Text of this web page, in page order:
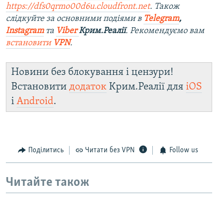
https://dfs0qrmo00d6u.cloudfront.net. Також
слідкуйте за основними подіями в Telegram,
Instagramта ViberКрим.Реалії. Рекомендуємо вам
встановити VPN.
Новини без блокування і цензури!
Встановити додаток Крим.Реалії для iOS
і Android.
Поділитись Читати без VPN Follow us
Читайте також